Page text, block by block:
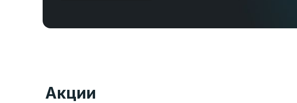
Акции